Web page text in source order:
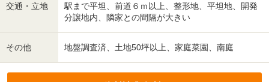
交通・立地
駅まで平坦、前道６ｍ以上、整形地、平坦地、開発
分譲地内、隣家との間隔が大きい
その他 地盤調査済、土地50坪以上、家庭菜園、南庭